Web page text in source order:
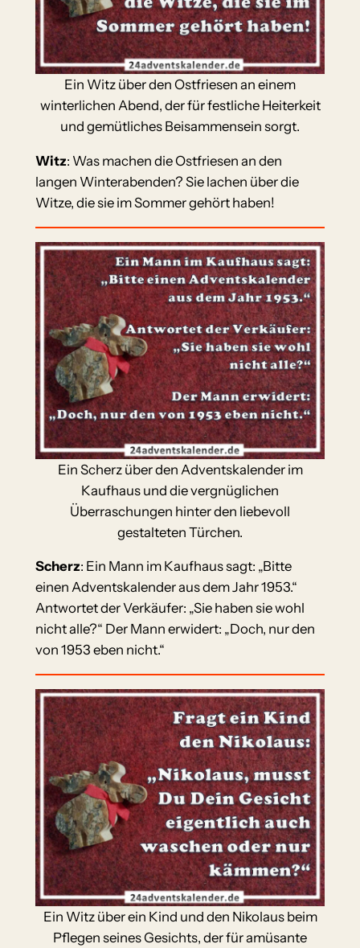
Ein Witz über den Ostfriesen an einem
winterlichen Abend, der für festliche Heiterkeit
und gemütliches Beisammensein sorgt.
Witz: Was machen die Ostfriesen an den
langen Winterabenden? Sie lachen über die
Witze, die sie im Sommer gehört haben!
Ein Scherz über den Adventskalender im
Kaufhaus und die vergnüglichen
Überraschungen hinter den liebevoll
gestalteten Türchen.
Scherz: Ein Mann im Kaufhaus sagt: „Bitte
einen Adventskalender aus dem Jahr 1953.“
Antwortet der Verkäufer: „Sie haben sie wohl
nicht alle?“ Der Mann erwidert: „Doch, nur den
von 1953 eben nicht.“
Ein Witz über ein Kind und den Nikolaus beim
Pflegen seines Gesichts, der für amüsante